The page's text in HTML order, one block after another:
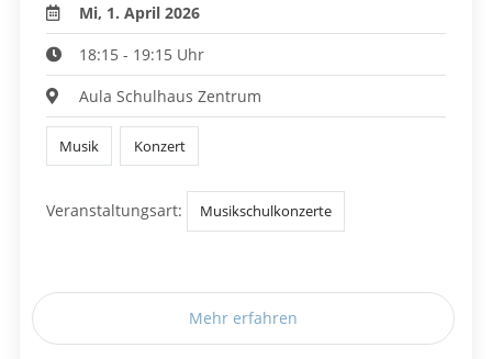
Mi, 1. April 2026
18:15 - 19:15 Uhr
Aula Schulhaus Zentrum
Musik Konzert
Veranstaltungsart: Musikschulkonzerte
Mehr erfahren